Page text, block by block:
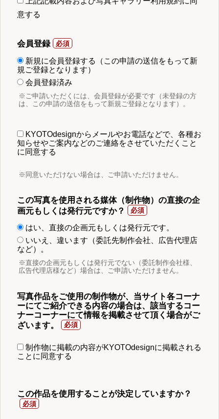
意する
会員登録
新規に会員登録する（この申請の送信をもって新
規ご登録となります）
会員登録済み
※ご申請いただくには、会員登録が必要です（未登録の方
は、この申請の送信をもって新規ご登録となります）。
KYOTOdesignからメールやお電話などで、各種お
知らせやご案内などのご連絡をさせていただくこと
に同意する
※同意いただけない場合は、ご申請いただけません。
この写真を使用される媒体（制作物）の直接の企
画元もしくは発行元ですか？
はい、直接の企画元もしくは発行元です。
いいえ、違います（委託先制作会社、広告代理店
など）。
※直接の企画元もしくは発行元でない（委託制作会社様、
広告代理店様など）場合は、ご申請いただけません。
写真作品をご使用の制作物が、当サイト各コーナ
ーにてご紹介できる内容の場合は、該当するコー
ナーコーナーにて情報を掲載させて頂く場合がご
ざいます。
制作物に掲載の内容がKYOTOdesignに掲載される
ことに同意する
この作品を使用することが決定していますか？